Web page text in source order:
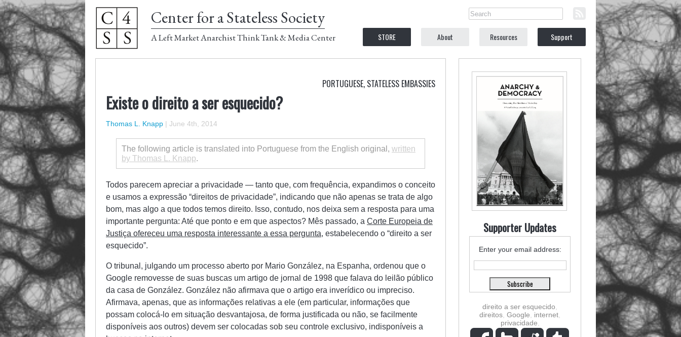
Center for a Stateless Society
A Left Market Anarchist Think Tank & Media Center STORE About Resources Support
PORTUGUESE, STATELESS EMBASSIES
Existe o direito a ser esquecido?
Thomas L. Knapp | June 4th, 2014
The following article is translated into Portuguese from the English original, written
by Thomas L. Knapp.
Todos parecem apreciar a privacidade — tanto que, com frequência, expandimos o conceito
e usamos a expressão “direitos de privacidade”, indicando que não apenas se trata de algo
bom, mas algo a que todos temos direito. Isso, contudo, nos deixa sem a resposta para uma
importante pergunta: Até que ponto e em que aspectos? Mês passado, a Corte Europeia de
Justiça ofereceu uma resposta interessante a essa pergunta, estabelecendo o “direito a ser
esquecido”.
O tribunal, julgando um processo aberto por Mario González, na Espanha, ordenou que o
Google removesse de suas buscas um artigo de jornal de 1998 que falava do leilão público
da casa de González. González não afirmava que o artigo era inverídico ou impreciso.
Afirmava, apenas, que as informações relativas a ele (em particular, informações que
possam colocá-lo em situação desvantajosa, de forma justificada ou não, se facilmente
disponíveis aos outros) devem ser colocadas sob seu controle exclusivo, indisponíveis a
Supporter Updates
Enter your email address:
direito a ser esquecido
direitos Google internet
privacidade